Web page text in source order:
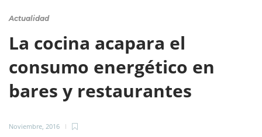
Actualidad
La cocina acapara el
consumo energético en
bares y restaurantes
Noviembre, 2016